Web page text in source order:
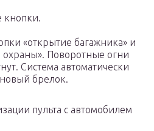
кнопки.
«открытие багажника» и
Поворотные огни
Система автоматически
брелок.
пульта с автомобилем